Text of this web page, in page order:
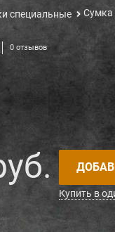
специальные Сумка
0 отзывов
Купить в